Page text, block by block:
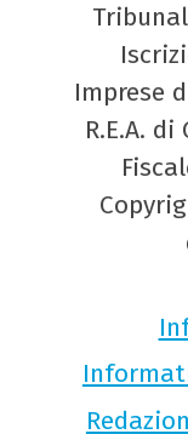
Imprese
R.E.A.